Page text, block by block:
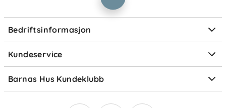
Bedriftsinformasjon
Størrelsesguider
Kundeservice
Ofte stilte spørsmål
Om Klarna
Barnas Hus Kundeklubb
Medlemsvilkår